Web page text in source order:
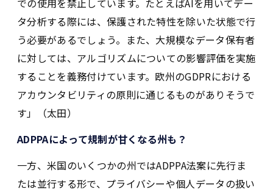
での使用を禁止しています。たとえばAIを用いてデー
タ分析する際には、保護された特性を除いた状態で行
う必要があるでしょう。また、大規模なデータ保有者
に対しては、アルゴリズムについての影響評価を実施
することを義務付けています。欧州のGDPRにおける
アカウンタビリティの原則に通じるものがありそうで
す」（太田）
ADPPAによって規制が甘くなる州も？
一方、米国のいくつかの州ではADPPA法案に先行ま
たは並行する形で、プライバシーや個人データの扱い